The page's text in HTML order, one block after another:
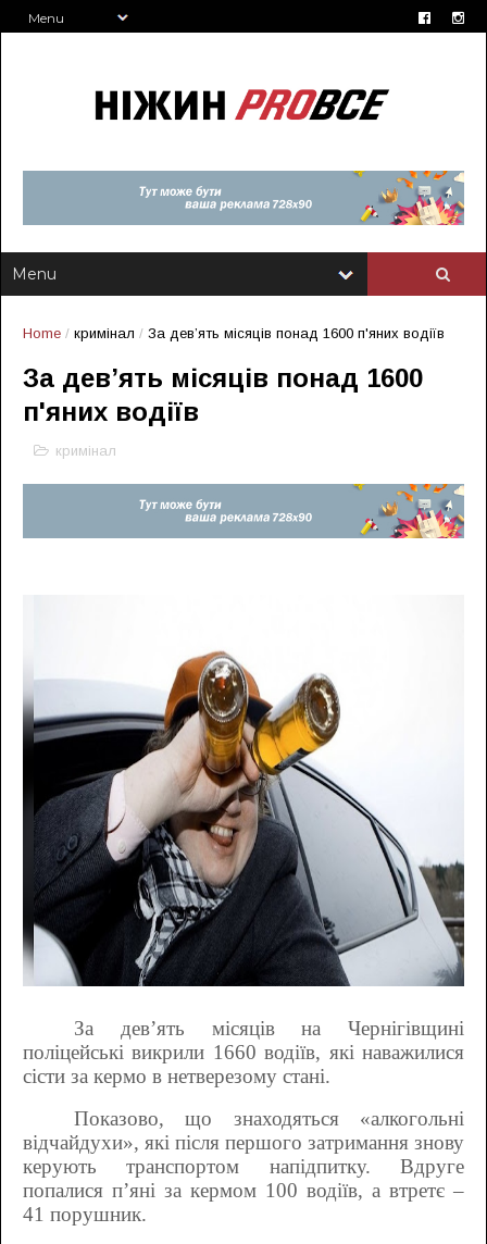
Home / кримінал / За дев’ять місяців понад 1600 п'яних водіїв
За дев’ять місяців понад 1600
п'яних водіїв
кримінал
За дев’ять місяців на Чернігівщині
поліцейські викрили 1660 водіїв, які наважилися
сісти за кермо в нетверезому стані.
Показово, що знаходяться «алкогольні
відчайдухи», які після першого затримання знову
керують транспортом напідпитку. Вдруге
попалися п’яні за кермом 100 водіїв, а втретє –
41 порушник.